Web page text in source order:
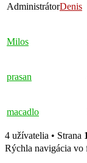
AdministrátorDenis
Milos
prasan
macadlo
4 užívatelia • Strana 1
Rýchla navigácia vo